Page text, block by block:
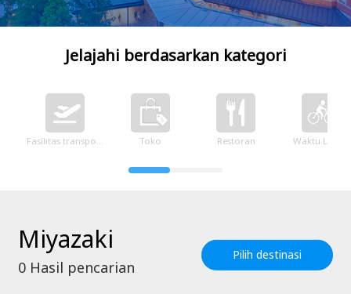
Jelajahi berdasarkan kategori
Fasilitas transportasi Toko Restoran Waktu Luang
Miyazaki
0 Hasil pencarian
Pilih destinasi